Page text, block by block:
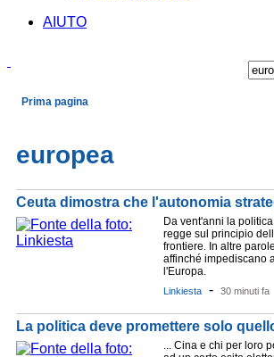
AIUTO
Prima pagina
europea
Ceuta dimostra che l'autonomia
Da vent'anni la
regge sul principio
frontiere. In altre
affinché impediscano
l'Europa.
Linkiesta - 30 minuti fa
La politica deve promettere solo
... Cina e chi per loro